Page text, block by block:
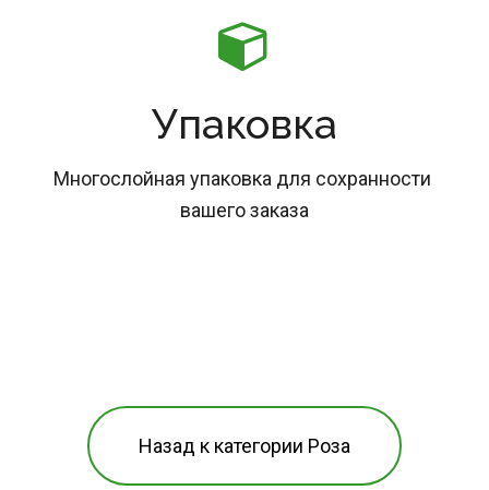
Упаковка
Многослойная упаковка для сохранности
вашего заказа
Назад к категории Роза